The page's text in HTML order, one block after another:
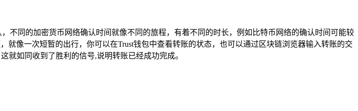
不同的加密货币网络确认时间就像不同的旅程，有着不同的时长，例如比特币网络的确认时间可能较
像一次短暂的出行，你可以在Trust钱包中查看转账的状态，也可以通过区块链浏览器输入转账的交
就如同收到了胜利的信号,说明转账已经成功完成。